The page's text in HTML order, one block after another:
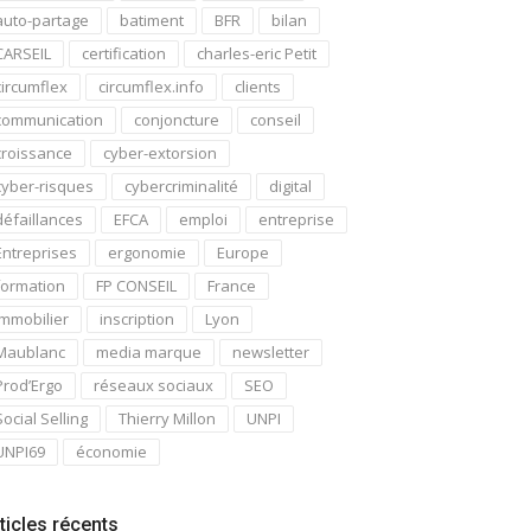
partage batiment BFR
bilan
certification
charles-eric Petit
circumflex.info
clients
conjoncture
conseil
cyber-extorsion
risques
cybercriminalité
digital
EFCA emploi
entreprise
ergonomie
Europe
FP CONSEIL
France
inscription
Lyon
media marque
newsletter
réseaux sociaux
SEO
Selling
Thierry Millon
UNPI
économie
récents